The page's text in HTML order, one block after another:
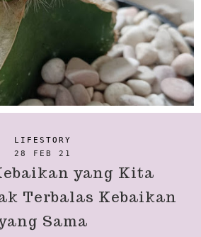
LIFESTORY
28 FEB 21
yang Kita
Terbalas Kebaikan
Sama